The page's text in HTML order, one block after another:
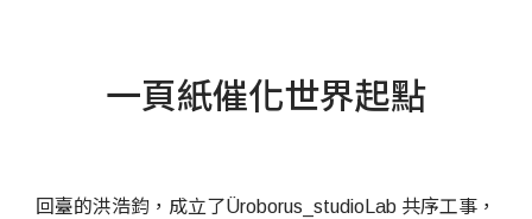
一頁紙催化世界起點
回臺的洪浩鈞，成立了Üroborus_studioLab 共序工事，